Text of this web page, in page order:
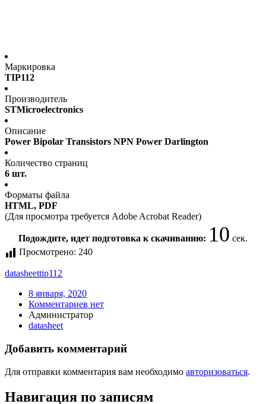
Маркировка
TIP112
Производитель
STMicroelectronics
Описание
Power Bipolar Transistors NPN Power Darlington
Количество страниц
6 шт.
Форматы файла
HTML, PDF
(Для просмотра требуется Adobe Acrobat Reader)
Подождите, идет подготовка к скачиванию:9сек.
Просмотрено: 240
datasheettip112
8 января, 2020
Комментариев нет
Администратор
datasheet
Добавить комментарий
Для отправки комментария вам необходимо авторизоваться.
Навигация по записям